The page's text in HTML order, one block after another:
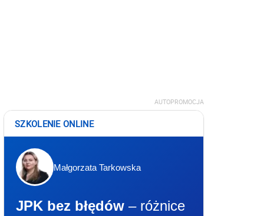
AUTOPROMOCJA
SZKOLENIE ONLINE
Małgorzata Tarkowska
JPK bez błędów – różnice